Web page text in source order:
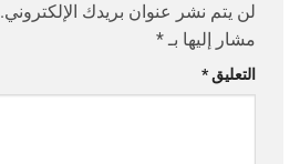
لن يتم نشر عنوان بريدك الإلكتروني.
مشار إليها بـ*
التعليق*